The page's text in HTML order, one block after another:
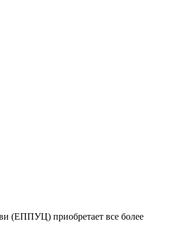
(ЕППУЦ) приобретает все более